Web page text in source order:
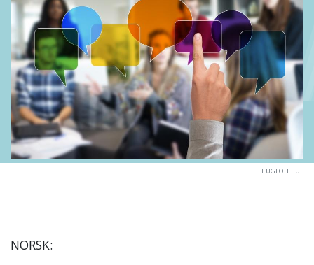
EUGLOH.EU
NORSK: